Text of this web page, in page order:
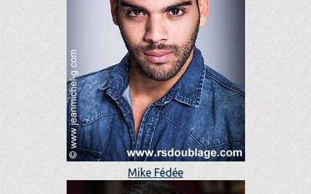
Mike Fédée